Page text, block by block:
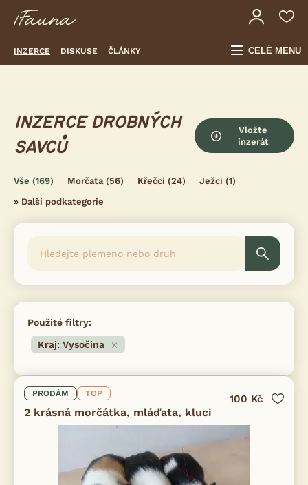
INZERCE DISKUSE ČLÁNKY CELÉ MENU
INZERCE DROBNÝCH
SAVCŮ
Vložte
inzerát
Vše (169) Morčata(56) Křečci (24) Ježci (1)
» Další podkategorie
Použité filtry:
Kraj: Vysočina
PRODÁM TOP
2 krásná morčátka, mláďata, kluci
100 Kč